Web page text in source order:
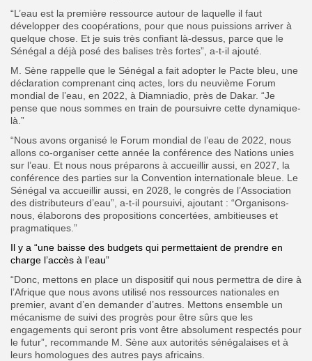
“L’eau est la première ressource autour de laquelle il faut
développer des coopérations, pour que nous puissions arriver à
quelque chose. Et je suis très confiant là-dessus, parce que le
Sénégal a déjà posé des balises très fortes”, a-t-il ajouté.
M. Sène rappelle que le Sénégal a fait adopter le Pacte bleu, une
déclaration comprenant cinq actes, lors du neuvième Forum
mondial de l’eau, en 2022, à Diamniadio, près de Dakar. “Je
pense que nous sommes en train de poursuivre cette dynamique-
là.”
“Nous avons organisé le Forum mondial de l’eau de 2022, nous
allons co-organiser cette année la conférence des Nations unies
sur l’eau. Et nous nous préparons à accueillir aussi, en 2027, la
conférence des parties sur la Convention internationale bleue. Le
Sénégal va accueillir aussi, en 2028, le congrès de l’Association
des distributeurs d’eau”, a-t-il poursuivi, ajoutant : “Organisons-
nous, élaborons des propositions concertées, ambitieuses et
pragmatiques.”
Il y a “une baisse des budgets qui permettaient de prendre en
charge l’accès à l’eau”
“Donc, mettons en place un dispositif qui nous permettra de dire à
l’Afrique que nous avons utilisé nos ressources nationales en
premier, avant d’en demander d’autres. Mettons ensemble un
mécanisme de suivi des progrès pour être sûrs que les
engagements qui seront pris vont être absolument respectés pour
le futur”, recommande M. Sène aux autorités sénégalaises et à
leurs homologues des autres pays africains.